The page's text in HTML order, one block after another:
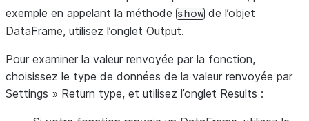
exemple en appelant la méthode show de l’objet
DataFrame, utilisez l’onglet Output.
Pour examiner la valeur renvoyée par la fonction,
choisissez le type de données de la valeur renvoyée par
Settings » Return type, et utilisez l’onglet Results :